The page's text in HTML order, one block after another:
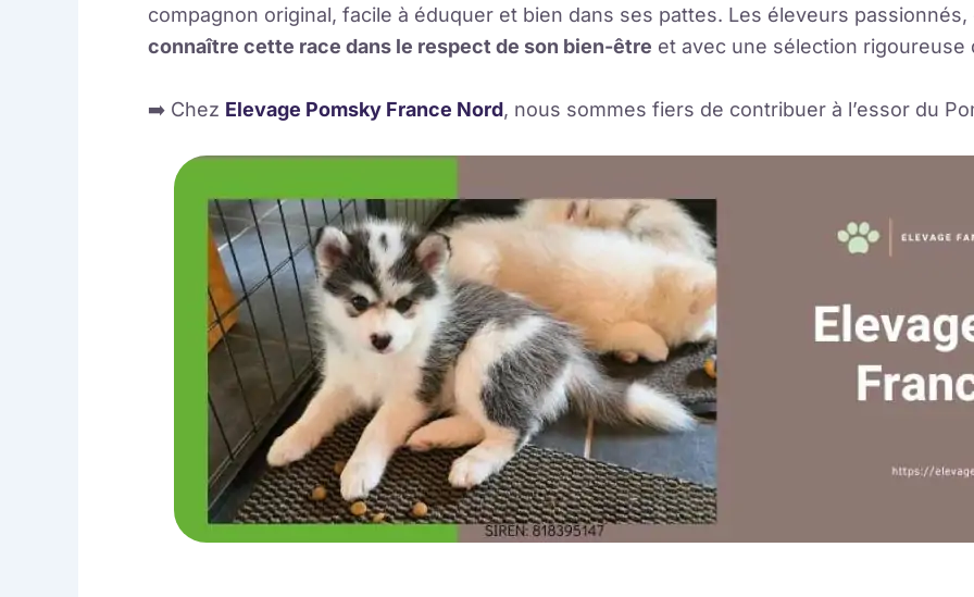
compagnon original, facile à éduquer et bien dans ses pattes. Les éleveurs
connaître cette race dans le respect de son bien-être et avec une sélection
➡️ Chez Elevage Pomsky France Nord, nous sommes fiers de contribuer à l’essor du